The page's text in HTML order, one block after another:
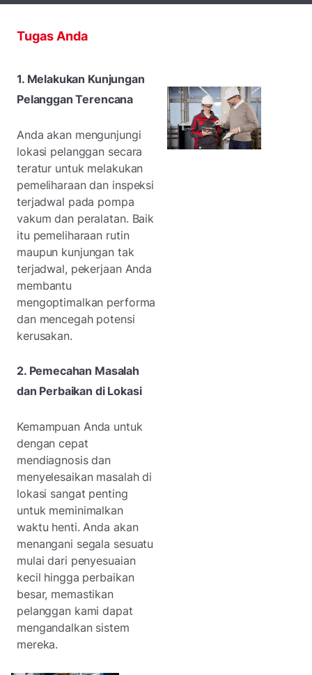
Tugas Anda
1. Melakukan Kunjungan
Pelanggan Terencana
Anda akan mengunjungi
lokasi pelanggan secara
teratur untuk melakukan
pemeliharaan dan inspeksi
terjadwal pada pompa
vakum dan peralatan. Baik
itu pemeliharaan rutin
maupun kunjungan tak
terjadwal, pekerjaan Anda
membantu
mengoptimalkan performa
dan mencegah potensi
kerusakan.
2. Pemecahan Masalah
dan Perbaikan di Lokasi
Kemampuan Anda untuk
dengan cepat
mendiagnosis dan
menyelesaikan masalah di
lokasi sangat penting
untuk meminimalkan
waktu henti. Anda akan
menangani segala sesuatu
mulai dari penyesuaian
kecil hingga perbaikan
besar, memastikan
pelanggan kami dapat
mengandalkan sistem
mereka.